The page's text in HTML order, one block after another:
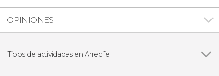
OPINIONES
Tipos de actividades en Arrecife